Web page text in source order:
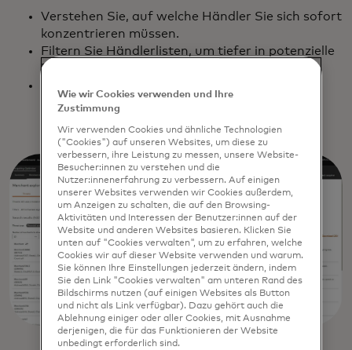
Verstehen Sie, auf welche Händler Sie sich sofort
konzentrieren müssen.
Filtern Sie Händlerlisten, um tiefer in potenzielle
Risiken und Umsatzchancen einzutauchen.
Formate, um sie zu teilen und in
Wie wir Cookies verwenden und Ihre
Zustimmung
Wir verwenden Cookies und ähnliche Technologien
("Cookies") auf unseren Websites, um diese zu
verbessern, ihre Leistung zu messen, unsere Website-
Besucher:innen zu verstehen und die
Nutzer:innenerfahrung zu verbessern. Auf einigen
unserer Websites verwenden wir Cookies außerdem,
um Anzeigen zu schalten, die auf den Browsing-
Aktivitäten und Interessen der Benutzer:innen auf der
Website und anderen Websites basieren. Klicken Sie
unten auf "Cookies verwalten", um zu erfahren, welche
Cookies wir auf dieser Website verwenden und warum.
Sie können Ihre Einstellungen jederzeit ändern, indem
Sie den Link "Cookies verwalten" am unteren Rand des
Bildschirms nutzen (auf einigen Websites als Button
und nicht als Link verfügbar). Dazu gehört auch die
Ablehnung einiger oder aller Cookies, mit Ausnahme
derjenigen, die für das Funktionieren der Website
unbedingt erforderlich sind.